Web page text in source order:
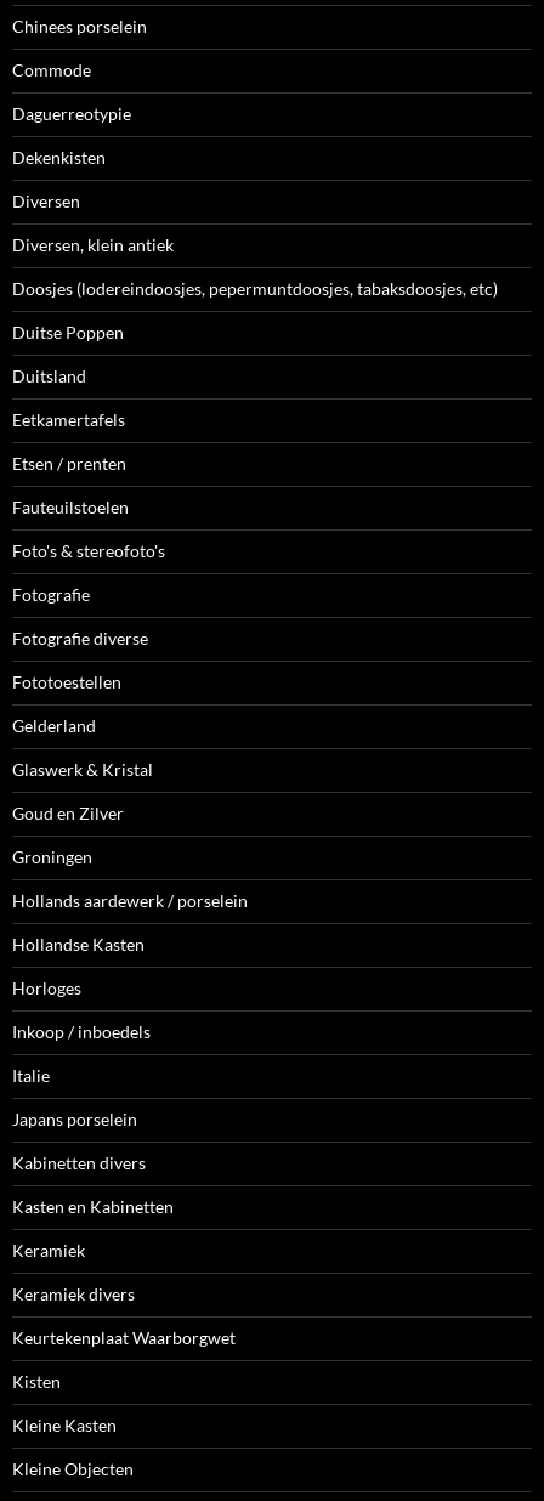
Chinees porselein
Commode
Daguerreotypie
Dekenkisten
Diversen
Diversen, klein antiek
Doosjes (lodereindoosjes, pepermuntdoosjes, tabaksdoosjes, etc)
Duitse Poppen
Duitsland
Eetkamertafels
Etsen / prenten
Fauteuilstoelen
Foto's & stereofoto's
Fotografie
Fotografie diverse
Fototoestellen
Gelderland
Glaswerk & Kristal
Goud en Zilver
Groningen
Hollands aardewerk / porselein
Hollandse Kasten
Horloges
Inkoop / inboedels
Italie
Japans porselein
Kabinetten divers
Kasten en Kabinetten
Keramiek
Keramiek divers
Keurtekenplaat Waarborgwet
Kisten
Kleine Kasten
Kleine Objecten